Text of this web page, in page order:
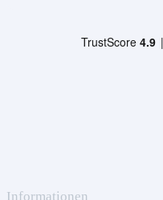
Informationen